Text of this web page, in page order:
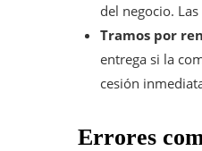
del negocio.
Tramos por
entrega si la
cesión
Errores